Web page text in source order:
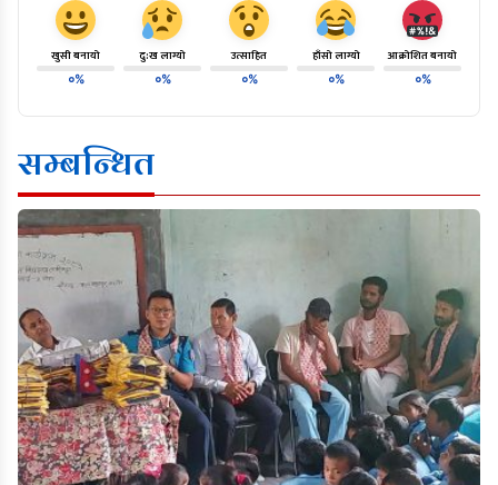
खुसी बनायो
०%
दु:ख लाग्यो
०%
उत्साहित
०%
हाँसो लाग्यो
०%
आक्रोशित बनायो
०%
सम्बन्धित